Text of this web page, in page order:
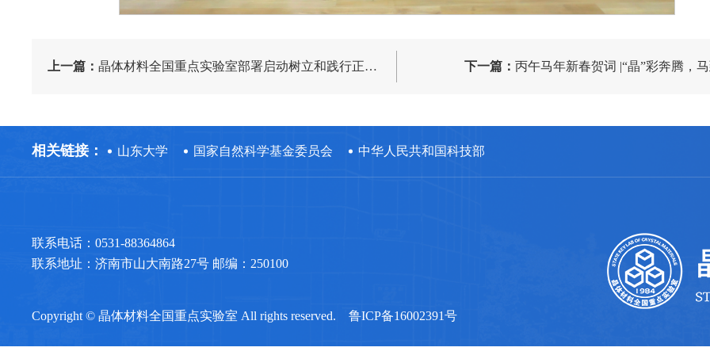
上一篇：晶体材料全国重点实验室部署启动树立和践行正确政绩观学习教育工作 下一篇： 丙午马年新春贺词 |“晶”彩奔腾，
相关链接： 山东大学 国家自然科学基金委员会 中华人民共和国科技部
联系电话：0531-88364864
联系地址：济南市山大南路27号 邮编：250100
Copyright © 晶体材料全国重点实验室 All rights reserved.鲁ICP备16002391号